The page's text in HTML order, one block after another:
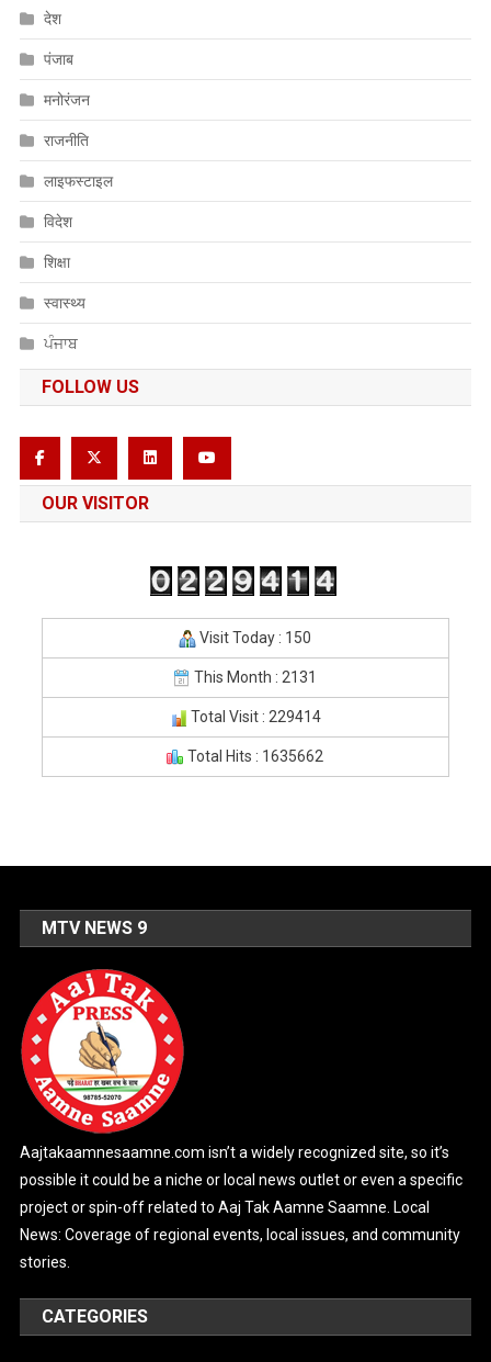
देश
पंजाब
मनोरंजन
राजनीति
लाइफस्टाइल
विदेश
शिक्षा
स्वास्थ्य
ਪੰਜਾਬ
FOLLOW US
OUR VISITOR
Visit Today : 150
This Month : 2131
Total Visit : 229414
Total Hits : 1635662
MTV NEWS 9
Aajtakaamnesaamne.com isn’t a widely recognized site, so it’s
possible it could be a niche or local news outlet or even a specific
project or spin-off related to Aaj Tak Aamne Saamne. Local
News: Coverage of regional events, local issues, and community
stories.
CATEGORIES